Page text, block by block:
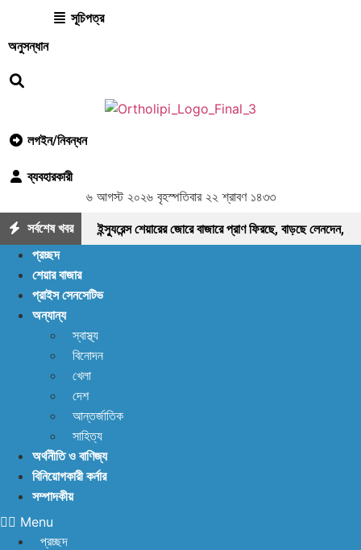
সূচিপত্র
অনুসন্ধান
লগইন/নিবন্ধন
ব্যবহারকারী
৬ আগস্ট ২০২৬ বৃহস্পতিবার ২২ শ্রাবণ ১৪৩৩
সর্বশেষ খবর ইন্স্যুরেন্স শেয়ারের জোরে বাজারে প্রাণ ফিরছে, বাড়ছে লেনদেন,
ছাড়ালেও সূচকে মন্দা: নিস্প্রাণ শেয়ারবাজার, নেপথ্যে কী?
বিদায়ী অর্থবছরে এলো ৩ হাজার ৫৫৮ কোটি ৯৩ লাখ ৯০ হাজার
মার্কিন ডলার রেমিট্যান্স
খাদ্য মজুত আছে: খাদ্য মন্ত্রণালয়
লেনদেনে চাঙ্গা শেয়ারবাজার, মিউচুয়াল ফান্ড ও টেক্সটাইলে দাপট, এবার
প্রচ্ছদ
শেয়ার বাজার
প্রাইস সেনসেটিভ
অন্যান্য
স্বাস্থ্য
বিনোদন
খেলা
দেশ
আন্তর্জাতিক
সাহিত্য
অর্থনীতি ও বাণিজ্য
বিনিয়োগকারী কর্নার
সম্পাদকীয়
Menu
প্রচ্ছদ